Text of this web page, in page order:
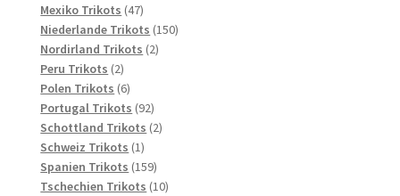
Mexiko Trikots 4747
Produkte
Niederlande Trikots 150150
Nordirland Trikots 22
Peru Trikots 22
Produkte
Polen Trikots 66
Produkte
Portugal Trikots 9292
Produkte
Schottland Trikots 22
Schweiz Trikots 11
Produkt
Spanien Trikots 159159
Produkte
Tschechien Trikots 1010